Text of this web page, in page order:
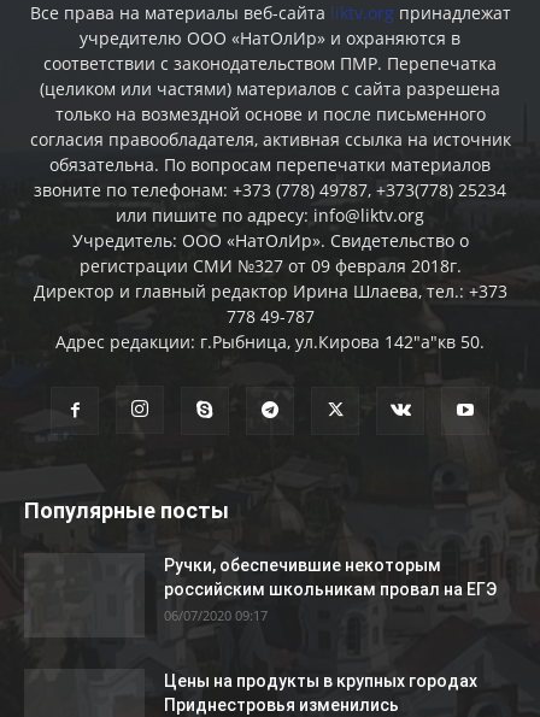
Все права на материалы веб-сайта liktv.org принадлежат
учредителю ООО «НатОлИр» и охраняются в
соответствии с законодательством ПМР. Перепечатка
(целиком или частями) материалов c сайта разрешена
только на возмездной основе и после письменного
согласия правообладателя, активная ссылка на источник
обязательна. По вопросам перепечатки материалов
звоните по телефонам: +373 (778) 49787, +373(778) 25234
или пишите по адресу: info@liktv.org
Учредитель: ООО «НатОлИр». Свидетельство о
регистрации СМИ №327 от 09 февраля 2018г.
Директор и главный редактор Ирина Шлаева, тел.: +373
778 49-787
Адрес редакции: г.Рыбница, ул.Кирова 142"а"кв 50.
Популярные посты
Ручки, обеспечившие некоторым
российским школьникам провал на ЕГЭ
06/07/2020 09:17
Цены на продукты в крупных городах
Приднестровья изменились